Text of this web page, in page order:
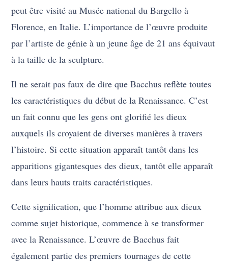
peut être visité au Musée national du Bargello à
Florence, en Italie. L’importance de l’œuvre produite
par l’artiste de génie à un jeune âge de 21 ans équivaut
à la taille de la sculpture.
Il ne serait pas faux de dire que Bacchus reflète toutes
les caractéristiques du début de la Renaissance. C’est
un fait connu que les gens ont glorifié les dieux
auxquels ils croyaient de diverses manières à travers
l’histoire. Si cette situation apparaît tantôt dans les
apparitions gigantesques des dieux, tantôt elle apparaît
dans leurs hauts traits caractéristiques.
Cette signification, que l’homme attribue aux dieux
comme sujet historique, commence à se transformer
avec la Renaissance. L’œuvre de Bacchus fait
également partie des premiers tournages de cette